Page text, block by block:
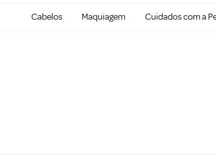
Cabelos Maquiagem Cuidados com a